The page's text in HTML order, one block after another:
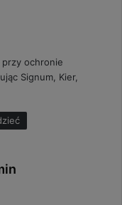
przy ochronie
Signum, Kier,